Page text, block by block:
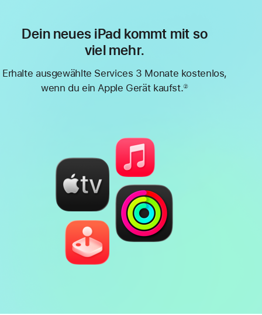
Dein neues iPad kommt mit so
viel mehr.
Erhalte ausgewählte Services 3 Monate kostenlos,
wenn du ein Apple Gerät kaufst.②